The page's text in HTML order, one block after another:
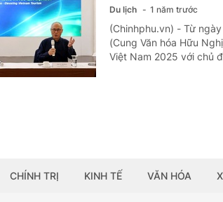
Du lịch 1 năm trước
(Chinhphu.vn) - Từ
(Cung Văn hóa Hữu
Việt Nam 2025 với chủ
CHÍNH TRỊ KINH TẾ VĂN HÓA